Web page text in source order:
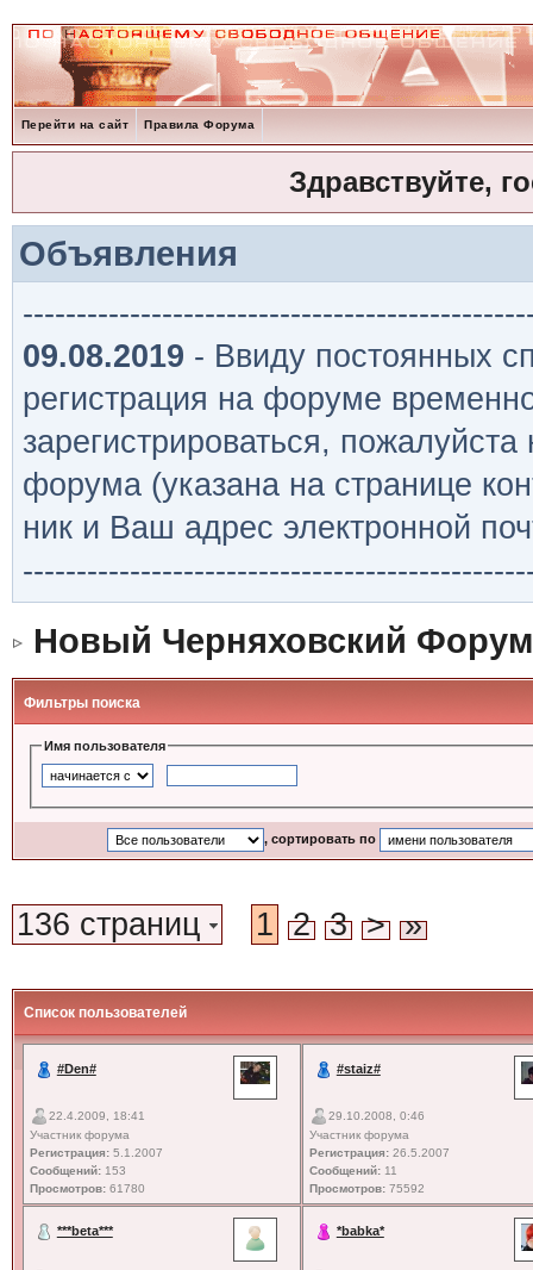
Перейти на сайт Правила Форума
Здравствуйте,
Объявления
09.08.2019 - Ввиду постоянных
регистрация на форуме
зарегистрироваться,
форума (указана на странице
ник и Ваш адрес электронной
Новый Черняховский Форум
Фильтры поиска
Имя пользователя
, сортировать по
136 страниц 1 2 3 > »
Список пользователей
#Den#
22.4.2009, 18:41
Участник форума
Регистрация:5.1.2007
Сообщений:153
Просмотров:61780
#staiz#
29.10.2008, 0:46
Участник форума
Регистрация:26.5.2007
Сообщений:11
Просмотров:75592
***beta*** *babka*